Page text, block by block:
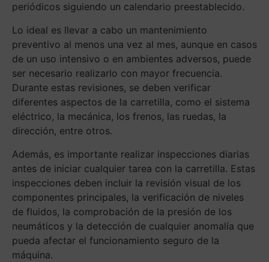
periódicos siguiendo un calendario preestablecido.
Lo ideal es llevar a cabo un mantenimiento
preventivo al menos una vez al mes, aunque en casos
de un uso intensivo o en ambientes adversos, puede
ser necesario realizarlo con mayor frecuencia.
Durante estas revisiones, se deben verificar
diferentes aspectos de la carretilla, como el sistema
eléctrico, la mecánica, los frenos, las ruedas, la
dirección, entre otros.
Además, es importante realizar inspecciones diarias
antes de iniciar cualquier tarea con la carretilla. Estas
inspecciones deben incluir la revisión visual de los
componentes principales, la verificación de niveles
de fluidos, la comprobación de la presión de los
neumáticos y la detección de cualquier anomalía que
pueda afectar el funcionamiento seguro de la
máquina.